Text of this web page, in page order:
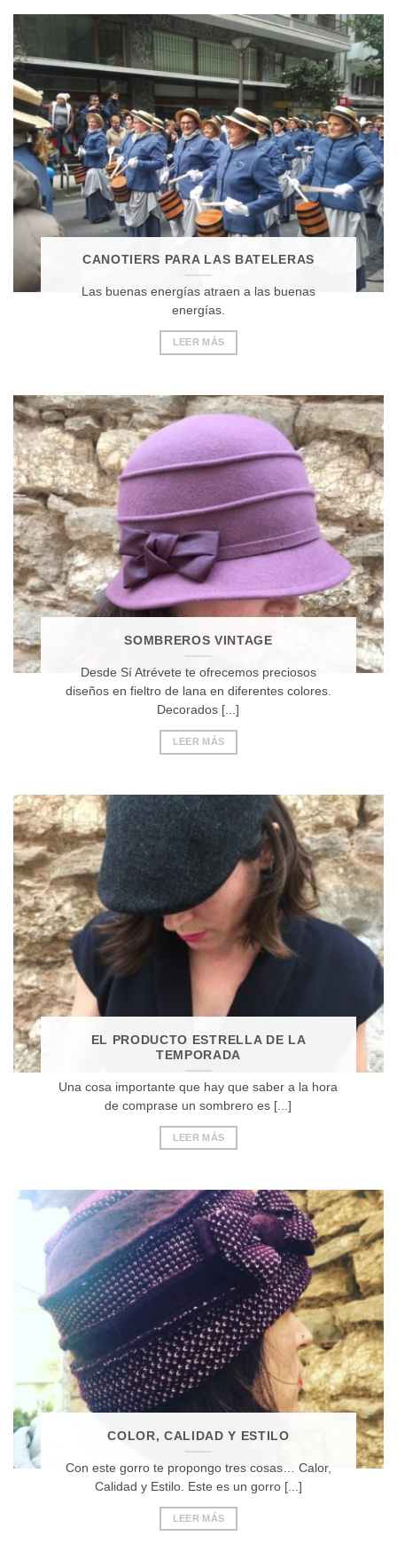
CANOTIERS PARA LAS BATELERAS
Las buenas energías atraen a las buenas
energías.
LEER MÁS
SOMBREROS VINTAGE
Desde Sí Atrévete te ofrecemos preciosos
diseños en fieltro de lana en diferentes colores.
Decorados [...]
LEER MÁS
EL PRODUCTO ESTRELLA DE LA
TEMPORADA
Una cosa importante que hay que saber a la hora
de comprase un sombrero es [...]
LEER MÁS
COLOR, CALIDAD Y ESTILO
Con este gorro te propongo tres cosas… Calor,
Calidad y Estilo. Este es un gorro [...]
LEER MÁS